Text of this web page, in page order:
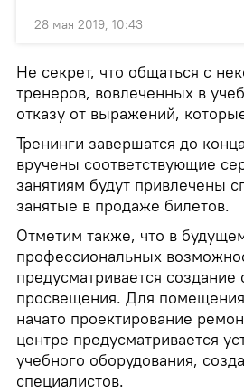
28 мая 2019, 10:43
Не секрет, что общаться с
тренеров, вовлеченных в
отказу от выражений,
Тренинги завершатся до
вручены соответствующие
занятиям будут привлечены
занятые в продаже билетов.
Отметим также, что в
профессиональных
предусматривается
просвещения. Для
начато проектирование
центре предусматривается
учебного оборудования,
специалистов.